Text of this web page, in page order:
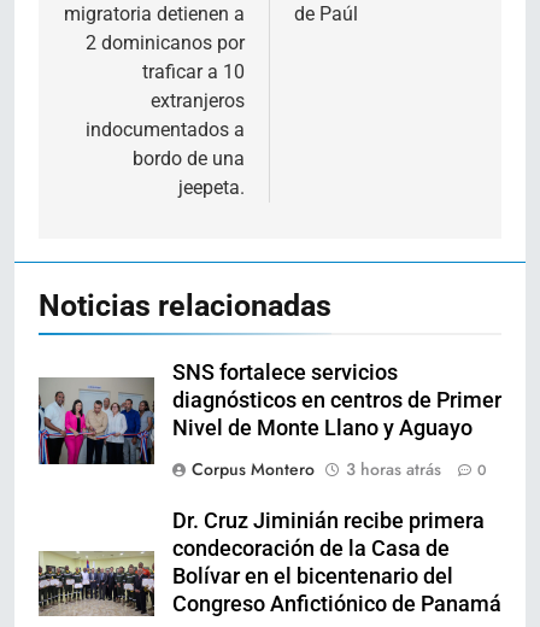
migratoria detienen a
2 dominicanos por
traficar a 10
extranjeros
indocumentados a
bordo de una
jeepeta.
de Paúl
Noticias relacionadas
SNS fortalece servicios
diagnósticos en centros de Primer
Nivel de Monte Llano y Aguayo
Corpus Montero
3 horas atrás 0
Dr. Cruz Jiminián recibe primera
condecoración de la Casa de
Bolívar en el bicentenario del
Congreso Anfictiónico de Panamá